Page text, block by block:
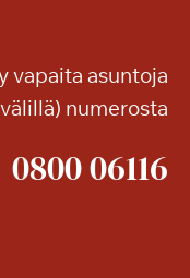
vapaita asuntoja
numerosta
0800 06116